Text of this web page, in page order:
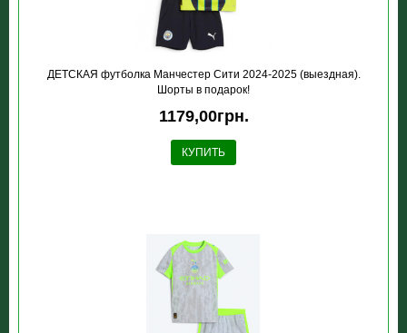
ДЕТСКАЯ футболка Манчестер Сити 2024-2025 (выездная).
Шорты в подарок!
1179,00грн.
КУПИТЬ